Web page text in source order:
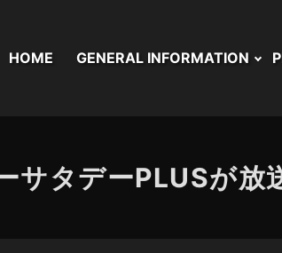
HOME GENERAL INFORMATION
サタデーPLUSが放